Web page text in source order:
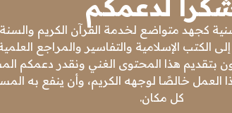
لدعمكم
كجهد متواضع لخدمة القرآن الكريم والسنة
الكتب الإسلامية والتفاسير والمراجع
بتقديم هذا المحتوى الغني ونقدر دعمكم
العمل خالصًا لوجهه الكريم، وأن ينفع به
كل مكان.